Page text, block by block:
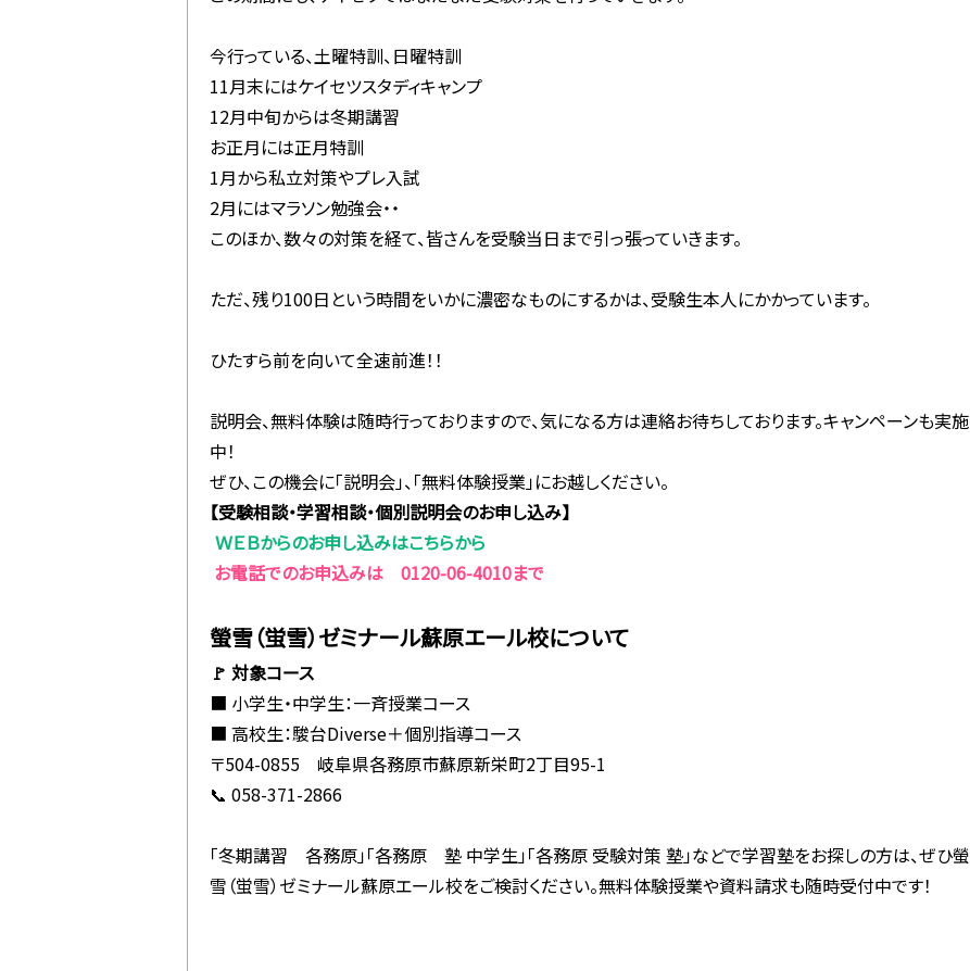
今行っている、土曜特訓、日曜特訓
11月末にはケイセツスタディキャンプ
12月中旬からは冬期講習
お正月には正月特訓
1月から私立対策やプレ入試
2月にはマラソン勉強会・・
このほか、数々の対策を経て、皆さんを受験当日まで引っ張っていきます。
ただ、残り100日という時間をいかに濃密なものにするかは、受験生本人にかかっています。
ひたすら前を向いて全速前進！！
説明会、無料体験は随時行っておりますので、気になる方は連絡お待ちしております。キャンペーンも実施
中！
ぜひ、この機会に「説明会」、「無料体験授業」にお越しください。
【受験相談・学習相談・個別説明会のお申し込み】
ＷＥＢからのお申し込みはこちらから
お電話でのお申込みは 0120-06-4010まで
螢雪（蛍雪）ゼミナール蘇原エール校について
🚩 対象コース
■ 小学生・中学生：一斉授業コース
■ 高校生：駿台Diverse＋個別指導コース
〒504-0855 岐阜県各務原市蘇原新栄町2丁目95-1
📞 058-371-2866
「冬期講習 各務原」「各務原 塾 中学生」「各務原 受験対策 塾」などで学習塾をお探しの方は、ぜひ螢
雪（蛍雪）ゼミナール蘇原エール校をご検討ください。無料体験授業や資料請求も随時受付中です！